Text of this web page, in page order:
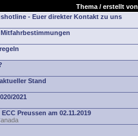
Thema / erstellt von
- Euer direkter Kontakt zu uns
Stand
2021
Preussen am 02.11.2019